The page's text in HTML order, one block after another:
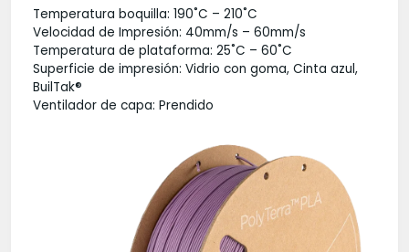
Temperatura boquilla: 190˚C – 210˚C
Velocidad de Impresión: 40mm/s – 60mm/s
Temperatura de plataforma: 25˚C – 60˚C
Superficie de impresión: Vidrio con goma, Cinta azul,
BuilTak®
Ventilador de capa: Prendido